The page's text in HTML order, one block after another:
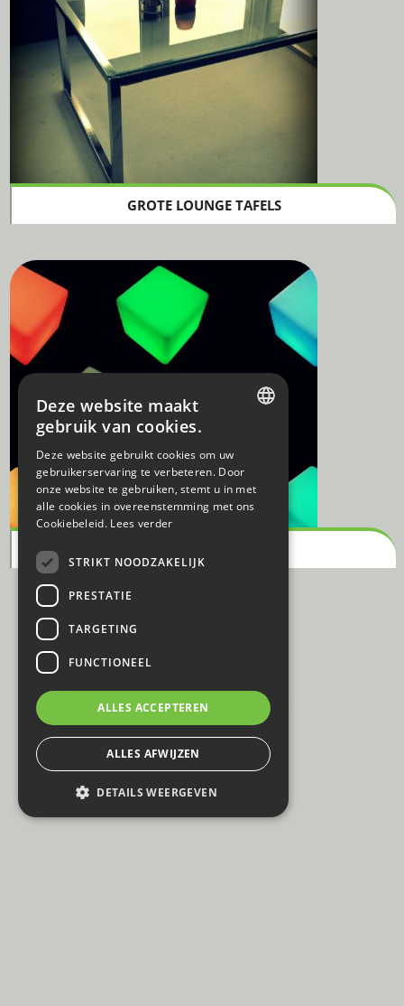
GROTE LOUNGE TAFELS
FRENCH
Deze website maakt
gebruik van cookies.
Deze website gebruikt cookies om uw
gebruikerservaring te verbeteren. Door
onze website te gebruiken, stemt u in met
alle cookies in overeenstemming met ons
Cookiebeleid. Lees verder
STRIKT NOODZAKELIJK
PRESTATIE
TARGETING
FUNCTIONEEL
ALLES ACCEPTEREN
ALLES AFWIJZEN
DETAILS WEERGEVEN